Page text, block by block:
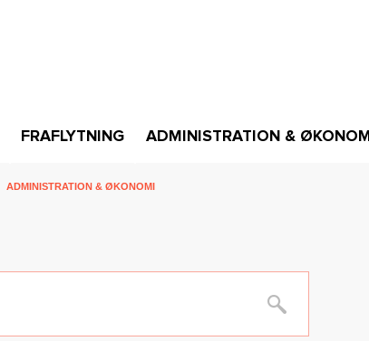
FRAFLYTNING ADMINISTRATION & ØKONOMI
ADMINISTRATION & ØKONOMI